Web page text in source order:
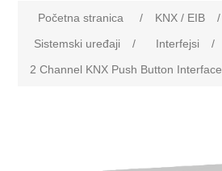
Početna stranica / KNX / EIB
/
Sistemski uređaji
/ Interfejsi
/
2 Channel KNX Push Button Interface